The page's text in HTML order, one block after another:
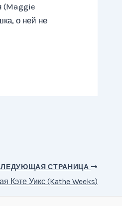
(Maggie
о ней не
СТРАНИЦА
Кэте Уикс (Kathe Weeks)